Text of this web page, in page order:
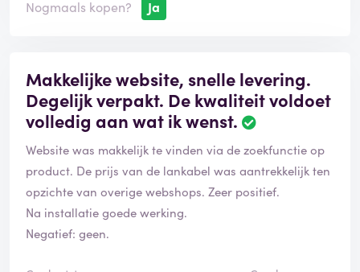
Nogmaals kopen?
Ja
Makkelijke website, snelle levering.
Degelijk verpakt. De kwaliteit voldoet
volledig aan wat ik wenst.
Website was makkelijk te vinden via de zoekfunctie op
product. De prijs van de lankabel was aantrekkelijk ten
opzichte van overige webshops. Zeer positief.
Na installatie goede werking.
Negatief: geen.